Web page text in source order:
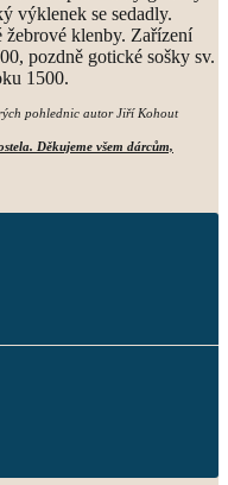
výklenek se sedadly.
žebrové klenby. Zařízení
pozdně gotické sošky sv.
1500.
pohlednic autor Jiří Kohout
Děkujeme všem dárcům,